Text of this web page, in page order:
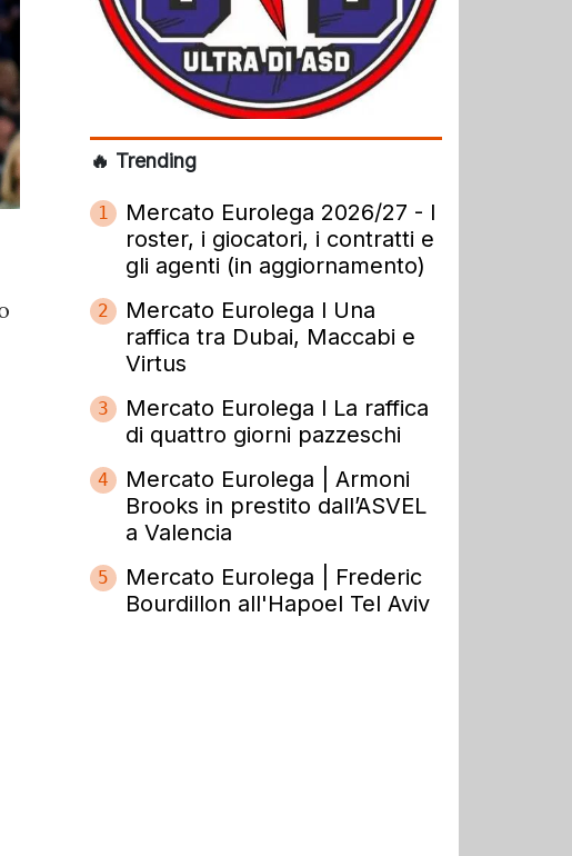
🔥 Trending
1
Mercato Eurolega 2026/27 - I
roster, i giocatori, i contratti e
gli agenti (in aggiornamento)
2
Mercato Eurolega l Una
raffica tra Dubai, Maccabi e
Virtus
3
Mercato Eurolega l La raffica
di quattro giorni pazzeschi
4
Mercato Eurolega | Armoni
Brooks in prestito dall’ASVEL
a Valencia
5
Mercato Eurolega | Frederic
Bourdillon all'Hapoel Tel Aviv